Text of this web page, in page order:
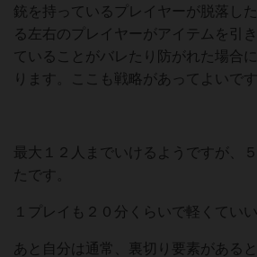
銃を持っているプレイヤーが脱落し
る左右のプレイヤーがアイテムを引
ていることがバレたり防がれた場合
ります。ここも戦略があってよいです
最大１２人までいけるようですが、
たです。
１プレイも２０分くらいで軽くていい
あと自分は通常、裏切り要素がある